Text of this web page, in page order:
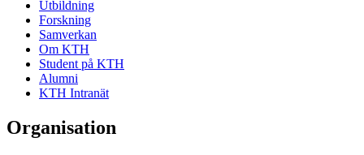
Utbildning
Forskning
Samverkan
Om KTH
Student på KTH
Alumni
KTH Intranät
Organisation